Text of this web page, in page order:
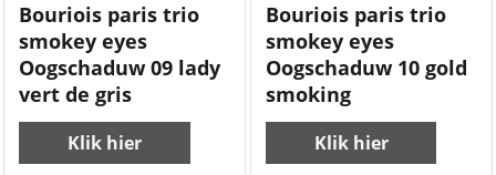
Bouriois paris trio
smokey eyes
Oogschaduw 09 lady
vert de gris
Klik hier
Bouriois paris trio
smokey eyes
Oogschaduw 10 gold
smoking
Klik hier